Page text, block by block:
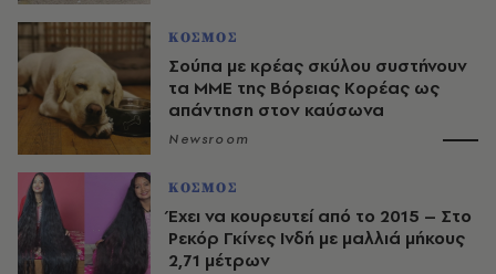
ΚΟΣΜΟΣ
Σούπα με κρέας σκύλου συστήνουν
τα ΜΜΕ της Βόρειας Κορέας ως
απάντηση στον καύσωνα
Newsroom
ΚΟΣΜΟΣ
Έχει να κουρευτεί από το 2015 – Στο
Ρεκόρ Γκίνες Ινδή με μαλλιά μήκους
2,71 μέτρων